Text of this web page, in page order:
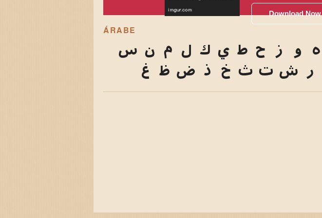
Download Now
ÁRABE
ه و ز ح ط ي ك ل م ن س
ر ش ت ث خ ذ ض ظ غ